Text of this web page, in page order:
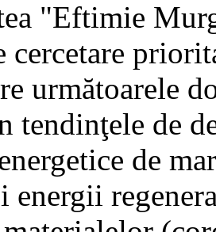
"Eftimie
cercetare
următoarele
tendinţele de
de
energii